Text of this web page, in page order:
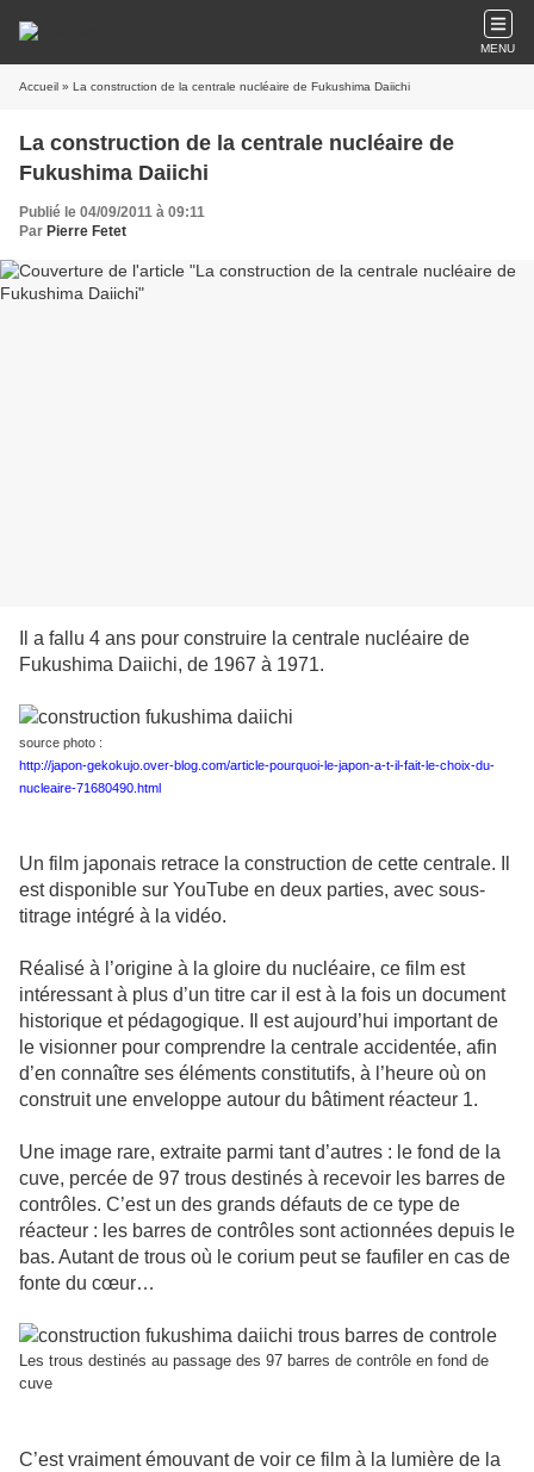
MENU
Accueil » La construction de la centrale nucléaire de Fukushima Daiichi
La construction de la centrale nucléaire de
Fukushima Daiichi
Publié le 04/09/2011 à 09:11
Par Pierre Fetet
Il a fallu 4 ans pour construire la centrale nucléaire de
Fukushima Daiichi, de 1967 à 1971.
source photo :
http://japon-gekokujo.over-blog.com/article-pourquoi-le-japon-a-t-il-fait-le-choix-du-
nucleaire-71680490.html
Un film japonais retrace la construction de cette centrale. Il
est disponible sur YouTube en deux parties, avec sous-
titrage intégré à la vidéo.
Réalisé à l’origine à la gloire du nucléaire, ce film est
intéressant à plus d’un titre car il est à la fois un document
historique et pédagogique. Il est aujourd’hui important de
le visionner pour comprendre la centrale accidentée, afin
d’en connaître ses éléments constitutifs, à l’heure où on
construit une enveloppe autour du bâtiment réacteur 1.
Une image rare, extraite parmi tant d’autres : le fond de la
cuve, percée de 97 trous destinés à recevoir les barres de
contrôles. C’est un des grands défauts de ce type de
réacteur : les barres de contrôles sont actionnées depuis le
bas. Autant de trous où le corium peut se faufiler en cas de
fonte du cœur…
Les trous destinés au passage des 97 barres de contrôle en fond de
cuve
C’est vraiment émouvant de voir ce film à la lumière de la